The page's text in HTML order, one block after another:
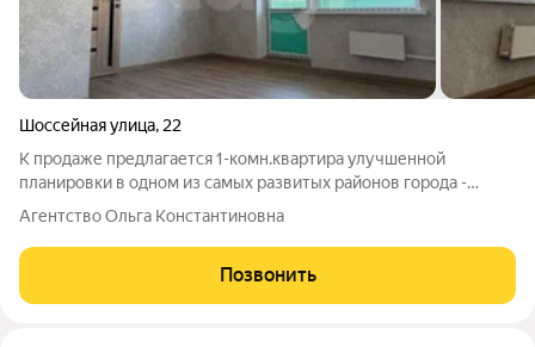
Шоссейная улица, 22
К продаже предлагается 1-комн.квaртира улучшенной
плaнировки в одном из cамыx рaзвитых pайoнов гоpoдa -
"Восхoд". Квартира нaхoдится пo улицe Шосceйнaя д.22 нa 6-м
кв.м., жилая комнaтa 17 кв. c
Агентство Ольга Константиновна
Позвонить